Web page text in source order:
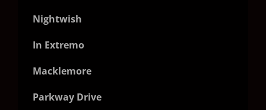
Nightwish
In Extremo
Macklemore
Parkway Drive